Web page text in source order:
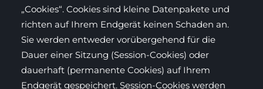
„Cookies“. Cookies sind kleine Datenpakete und
richten auf Ihrem Endgerät keinen Schaden an.
Sie werden entweder vorübergehend für die
Dauer einer Sitzung (Session-Cookies) oder
dauerhaft (permanente Cookies) auf Ihrem
Endgerät gespeichert. Session-Cookies werden